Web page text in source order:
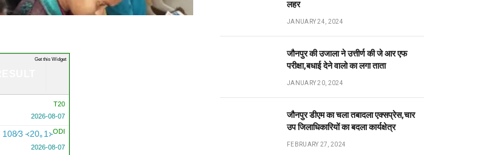
T20
2026-08-07
ODI
108∕3 ᚜20｡1᚛
2026-08-07
Get this Widget
लहर
JANUARY 24, 2024
जौनपुर की उजाला ने उत्तीर्ण की जे आर एफ
परीक्षा,बधाई देने वालो का लगा ताता
JANUARY 20, 2024
जौनपुर डीएम का चला तबादला एक्सप्रेस,चार
उप जिलाधिकारियों का बदला कार्यक्षेत्र
FEBRUARY 27, 2024